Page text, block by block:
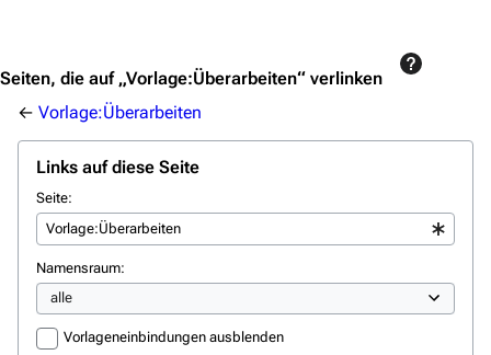
Seiten, die auf „Vorlage:Überarbeiten“ verlinken
← Vorlage:Überarbeiten
Links auf diese Seite
Seite:
Namensraum:
Vorlageneinbindungen ausblenden